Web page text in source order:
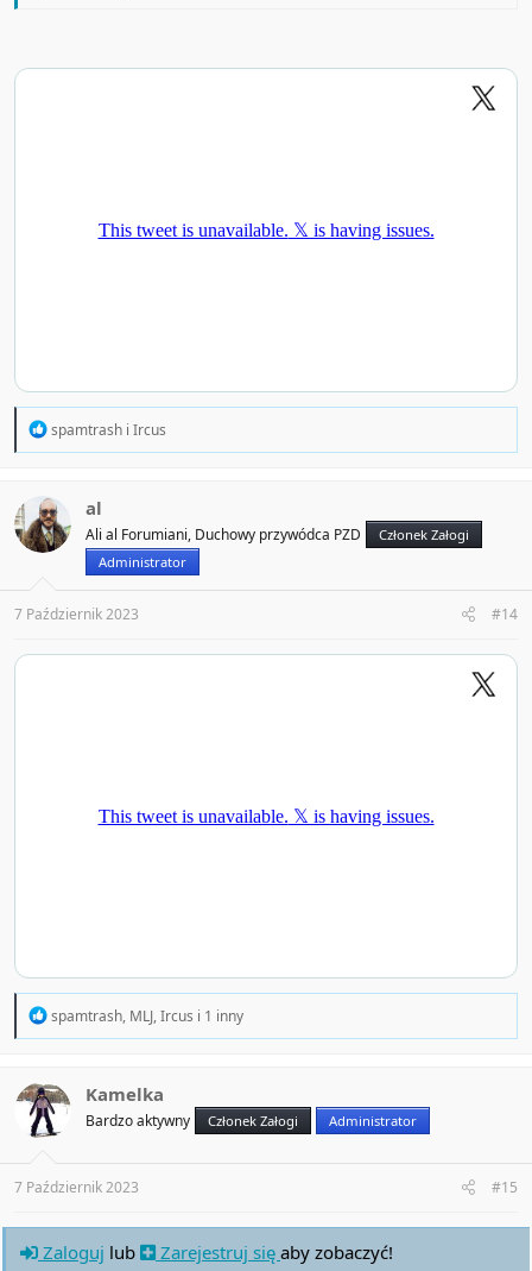
R
t
i
o
spamtrash i Ircus
al
Ali al Forumiani, Duchowy przywódca PZD
Członek Załogi
Administrator
7 Październik 2023 #14
R
t
i
o
s
:
spamtrash, MLJ,Ircus i 1 inny
Kamelka
Bardzo aktywny Członek Załogi Administrator
7 Październik 2023 #15
Zaloguj lub Zarejestruj się aby zobaczyć!